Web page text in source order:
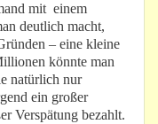
mit einem
deutlich macht,
– eine kleine
könnte man
natürlich nur
ein großer
Verspätung bezahlt.